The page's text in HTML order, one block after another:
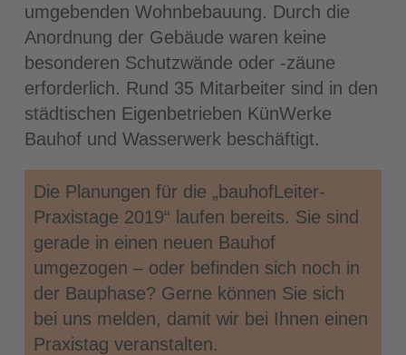
umgebenden Wohnbebauung. Durch die
Anordnung der Gebäude waren keine
besonderen Schutzwände oder -zäune
erforderlich. Rund 35 Mitarbeiter sind in den
städtischen Eigenbetrieben KünWerke
Bauhof und Wasserwerk beschäftigt.
Die Planungen für die „bauhofLeiter-
Praxistage 2019“ laufen bereits. Sie sind
gerade in einen neuen Bauhof
umgezogen – oder befinden sich noch in
der Bauphase? Gerne können Sie sich
bei uns melden, damit wir bei Ihnen einen
Praxistag veranstalten.